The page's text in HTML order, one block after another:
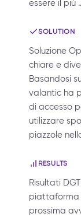
essere il più
SOLUTION
Soluzione
chiare e
Basandosi
valantic ha
di accesso
utilizzare
piazzole
RESULTS
Risultati
piattaforma
prossima